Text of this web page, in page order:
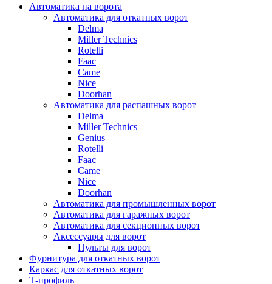
Автоматика на ворота
Автоматика для откатных ворот
Delma
Miller Technics
Rotelli
Faac
Came
Nice
Doorhan
Автоматика для распашных ворот
Delma
Miller Technics
Genius
Rotelli
Faac
Came
Nice
Doorhan
Автоматика для промышленных ворот
Автоматика для гаражных ворот
Автоматика для секционных ворот
Аксессуары для ворот
Пульты для ворот
Фурнитура для откатных ворот
Каркас для откатных ворот
Т-профиль